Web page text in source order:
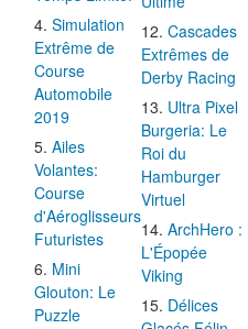
Simulation
Extrême de
Course
Automobile
2019
Ailes
Volantes:
Course
d'Aéroglisseurs
Futuristes
Mini
Glouton: Le
Puzzle
Cascades
Extrêmes de
Derby Racing
Ultra Pixel
Burgeria: Le
Roi du
Hamburger
Virtuel
ArchHero :
L'Épopée
Viking
Délices